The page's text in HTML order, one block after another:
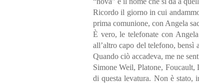
Ricordo il giorno in cui
prima comunione, con Angela
È vero, le telefonate con
all’altro capo del telefono, bensì
Quando ciò accadeva, me ne
Simone Weil, Platone,
di questa levatura. Non è